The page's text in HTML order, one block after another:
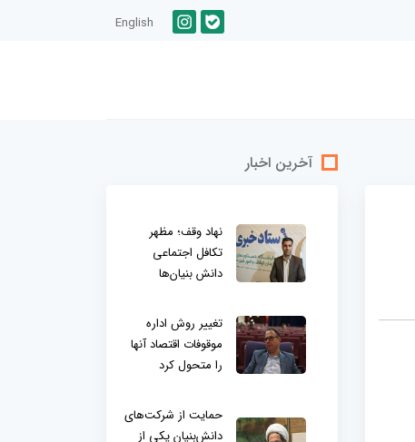
English
آخرین اخبار
نهاد وقف؛ مظهر
تکافل اجتماعی
دانش بنیان‌ها
تغییر روش اداره
موقوفات اقتصاد آنها
را متحول کرد
حمایت از شرکت‌های
دانش‌بنیان یکی از